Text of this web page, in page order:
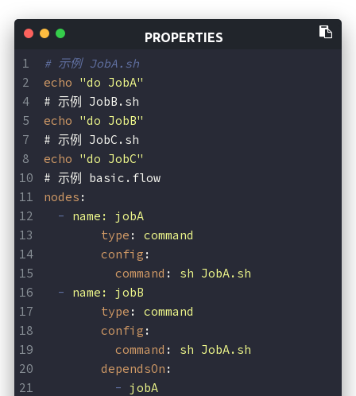
# 示例 JobA.sh
echo "do JobA"
# 示例 JobB.sh
echo "do JobB"
# 示例 JobC.sh
echo "do JobC"
# 示例 basic.flow
nodes :
-
name: jobA
type : command
config :
command : sh JobA.sh
-
name: jobB
type : command
config :
command : sh JobA.sh
dependsOn :
-
jobA